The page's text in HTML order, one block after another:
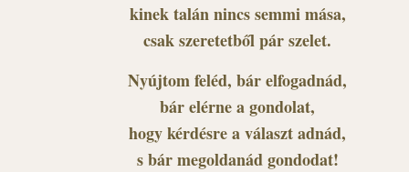
kinek talán nincs semmi mása,
csak szeretetből pár szelet.
Nyújtom feléd, bár elfogadnád,
bár elérne a gondolat,
hogy kérdésre a választ adnád,
s bár megoldanád gondodat!